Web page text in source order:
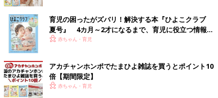
切にしたらガス代が7,000円も削減できました」（はるたん）
◾️お菓子を買う頻度
「子どものアレルギーを考慮すると手作りが安心できるので、蒸
しパンやさつまいもソテーなど、レンジで簡単におやつ作りをし
て少しずつレパートリーを増やしています。たまに市販のお菓子
を食べるとこんなに甘かったっけ？と思うようになり、お菓子離
れが自分もできて健康にもいいのかな？と、今は感じています」
（おかゆ）
育児の困ったがズバリ！解決する本『ひよこクラブ
夏号』 4カ月～2才になるまで、育児に役立つ情報が
いっぱい！
赤ちゃん・育児
アカチャンホンポでたまひよ雑誌を買うとポイント10
倍【期間限定】
赤ちゃん・育児